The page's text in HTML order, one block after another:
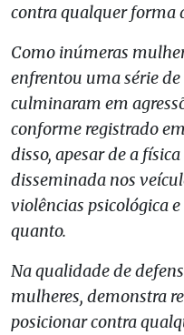
contra qualquer forma
Como inúmeras
enfrentou uma série
culminaram em
conforme registrado
disso, apesar de a
disseminada nos
violências psicológica
quanto.
Na qualidade de
mulheres, demonstra
posicionar contra